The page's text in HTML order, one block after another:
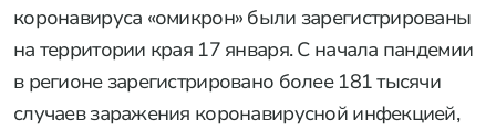
коронавируса «омикрон» были зарегистрированы
на территории края 17 января. С начала пандемии
в регионе зарегистрировано более 181 тысячи
случаев заражения коронавирусной инфекцией,